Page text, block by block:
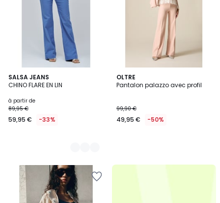
SALSA JEANS
CHINO FLARE EN LIN
à partir de
89,95 €
59,95 € -33%
2
Couleurs
OLTRE
Pantalon palazzo avec profil
99,90 €
49,95 € -50%